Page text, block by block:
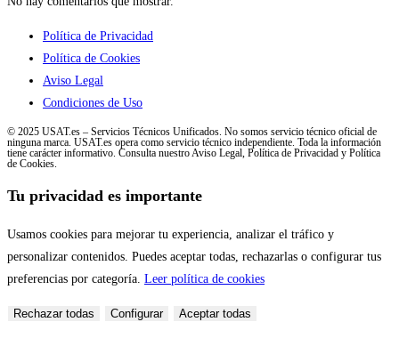
Política de Privacidad
Política de Cookies
Aviso Legal
Condiciones de Uso
© 2025 USAT.es – Servicios Técnicos Unificados. No somos servicio técnico oficial de
ninguna marca. USAT.es opera como servicio técnico independiente. Toda la información
tiene carácter informativo. Consulta nuestro Aviso Legal, Política de Privacidad y Política
de Cookies.
Tu privacidad es importante
Usamos cookies para mejorar tu experiencia, analizar el tráfico y
personalizar contenidos. Puedes aceptar todas, rechazarlas o configurar tus
preferencias por categoría. Leer política de cookies
Rechazar todas Configurar Aceptar todas